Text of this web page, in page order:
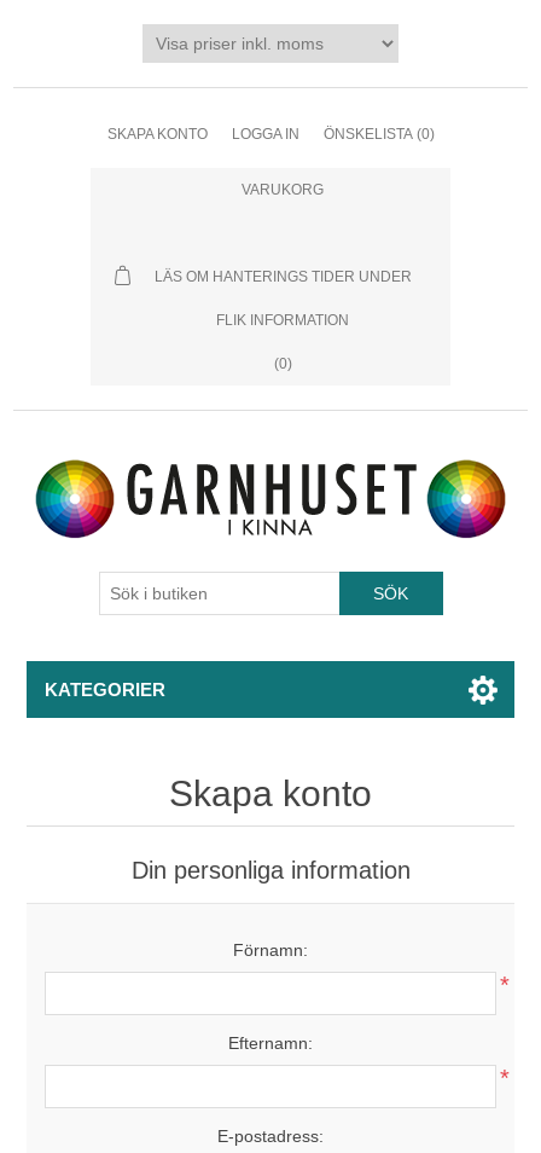
SKAPA KONTO LOGGA IN ÖNSKELISTA (0)
VARUKORG
LÄS OM HANTERINGS TIDER UNDER
FLIK INFORMATION
(0)
KATEGORIER
Skapa konto
Din personliga information
Förnamn:
*
Efternamn:
*
E-postadress: